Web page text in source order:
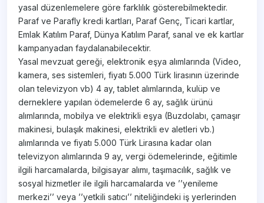
yasal düzenlemelere göre farklılık gösterebilmektedir.
Paraf ve Parafly kredi kartları, Paraf Genç, Ticari kartlar,
Emlak Katılım Paraf, Dünya Katılım Paraf, sanal ve ek kartlar
kampanyadan faydalanabilecektir.
Yasal mevzuat gereği, elektronik eşya alımlarında (Video,
kamera, ses sistemleri, fiyatı 5.000 Türk lirasının üzerinde
olan televizyon vb) 4 ay, tablet alımlarında, kulüp ve
derneklere yapılan ödemelerde 6 ay, sağlık ürünü
alımlarında, mobilya ve elektrikli eşya (Buzdolabı, çamaşır
makinesi, bulaşık makinesi, elektrikli ev aletleri vb.)
alımlarında ve fiyatı 5.000 Türk Lirasına kadar olan
televizyon alımlarında 9 ay, vergi ödemelerinde, eğitimle
ilgili harcamalarda, bilgisayar alımı, taşımacılık, sağlık ve
sosyal hizmetler ile ilgili harcamalarda ve ’’yenileme
merkezi’’ veya ’’yetkili satıcı’’ niteliğindeki iş yerlerinden